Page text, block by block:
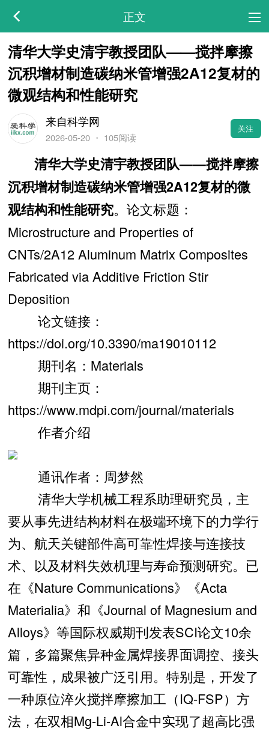
正文
清华大学史清宇教授团队——搅拌摩擦
沉积增材制造碳纳米管增强2A12复材的
微观结构和性能研究
来自科学网
2026-05-20・ 105阅读
关注
清华大学史清宇教授团队——搅拌摩擦
沉积增材制造碳纳米管增强2A12复材的微
观结构和性能研究。论文标题：
Microstructure and Properties of
CNTs/2A12 Aluminum Matrix Composites
Fabricated via Additive Friction Stir
Deposition
论文链接：
https://doi.org/10.3390/ma19010112
期刊名：Materials
期刊主页：
https://www.mdpi.com/journal/materials
作者介绍
通讯作者：周梦然
清华大学机械工程系助理研究员，主
要从事先进结构材料在极端环境下的力学行
为、航天关键部件高可靠性焊接与连接技
术、以及材料失效机理与寿命预测研究。已
在《Nature Communications》《Acta
Materialia》和《Journal of Magnesium and
Alloys》等国际权威期刊发表SCI论文10余
篇，多篇聚焦异种金属焊接界面调控、接头
可靠性，成果被广泛引用。特别是，开发了
一种原位淬火搅拌摩擦加工（IQ-FSP）方
法，在双相Mg-Li-Al合金中实现了超高比强